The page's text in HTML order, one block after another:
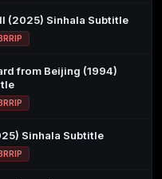
(2025) Sinhala Subtitle
BRRIP
from Beijing (1994)
BRRIP
Sinhala Subtitle
BRRIP